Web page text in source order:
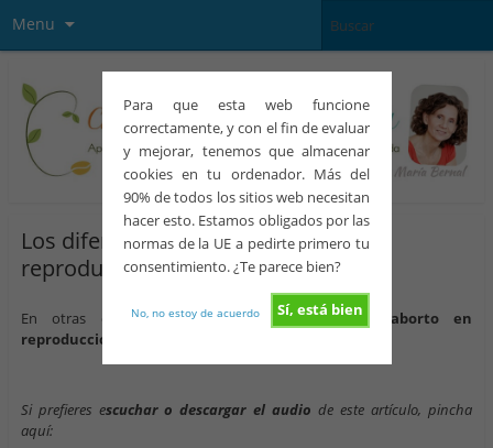
Para que esta web funcione
correctamente, y con el fin de evaluar
y mejorar, tenemos que almacenar
cookies en tu ordenador. Más del
90% de todos los sitios web necesitan
hacer esto. Estamos obligados por las
normas de la UE a pedirte primero tu
consentimiento. ¿Te parece bien?
Sí, está bien
No, no estoy de acuerdo
Menu
Los diferentes tipos de abortos en
reproducción asistida
En otras ocasiones hemos hablado sobre el aborto en
reproducción asistida
Si prefieres escuchar o descargar el audio de este artículo, pincha
aquí: